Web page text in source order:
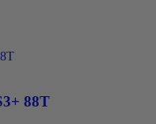
88T